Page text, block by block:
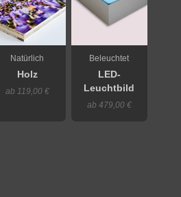
Natürlich
Holz
ab 119,00 €
Beleuchtet
LED-
Leuchtbild
ab 479,00 €